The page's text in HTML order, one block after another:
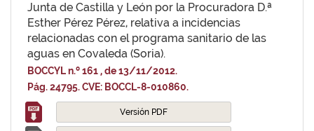
Junta de Castilla y León por la Procuradora D.ª
Esther Pérez Pérez, relativa a incidencias
relacionadas con el programa sanitario de las
aguas en Covaleda (Soria).
BOCCYL n.º 161 , de 13/11/2012.
Pág. 24795. CVE: BOCCL-8-010860.
Versión PDF